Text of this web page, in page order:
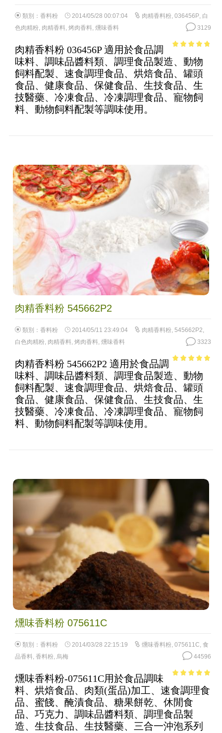
類別： 香料粉 2014/05/28 00:07:04 肉精香料粉, 036456P, 白
色肉精粉, 肉精香料, 烤肉香料, 燻味香料 3129
5
肉精香料粉 036456P 適用於食品調
味料、調味品醬料類、調理食品製造、動物
飼料配製、速食調理食品、烘焙食品、罐頭
食品、健康食品、保健食品、生技食品、生
技醫藥、冷凍食品、冷凍調理食品、寵物飼
料、動物飼料配製等調味使用。
肉精香料粉 545662P2
類別： 香料粉 2014/05/11 23:49:04 肉精香料粉, 545662P2,
白色肉精粉, 肉精香料, 烤肉香料, 燻味香料 3323
5
肉精香料粉 545662P2 適用於食品調
味料、調味品醬料類、調理食品製造、動物
飼料配製、速食調理食品、烘焙食品、罐頭
食品、健康食品、保健食品、生技食品、生
技醫藥、冷凍食品、冷凍調理食品、寵物飼
料、動物飼料配製等調味使用。
燻味香料粉 075611C
類別： 香料粉 2014/03/28 22:15:19 燻味香料粉, 075611C 食
品香料 香料粉, 烏梅 44596
5
燻味香料粉-075611C用於食品調味
料、烘焙食品、肉類(蛋品)加工、速食調理食
品、蜜餞、醃漬食品、糖果餅乾、休閒食
品、巧克力、調味品醬料類、調理食品製
造、生技食品、生技醫藥、三合一沖泡系列